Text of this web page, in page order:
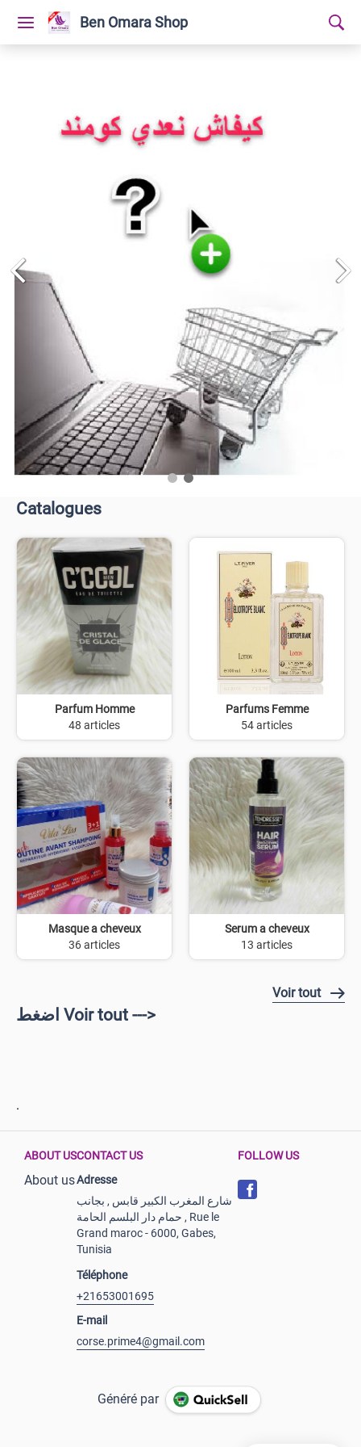
Ben Omara Shop
Catalogues
Parfum Homme
48 articles
Parfums Femme
54 articles
Masque a cheveux
36 articles
Serum a cheveux
13 articles
Voir tout
اضغط Voir tout --->
ABOUT US
About us
CONTACT US
Adresse
شارع المغرب الكبير قابس , بجانب
حمام دار البلسم الحامة , Rue le
Grand maroc - 6000, Gabes,
Tunisia
Téléphone
+21653001695
E-mail
corse.prime4@gmail.com
FOLLOW US
Généré par